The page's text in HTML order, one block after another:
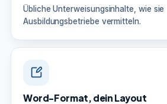
Übliche Unterweisungsinhalte, wie sie
Ausbildungsbetriebe vermitteln.
Word-Format, dein Layout